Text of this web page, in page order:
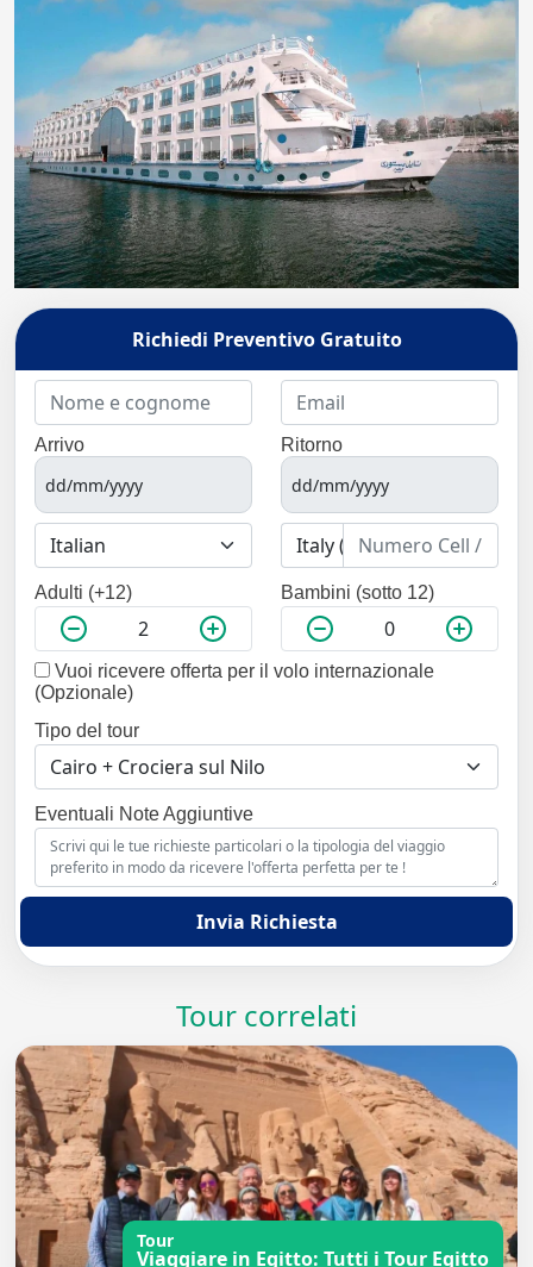
Richiedi Preventivo Gratuito
Arrivo Ritorno
Adulti (+12) Bambini (sotto 12)
Vuoi ricevere offerta per il volo internazionale
(Opzionale)
Tipo del tour
Eventuali Note Aggiuntive
Invia Richiesta
Tour correlati
Tour
Viaggiare in Egitto: Tutti i Tour Egitto